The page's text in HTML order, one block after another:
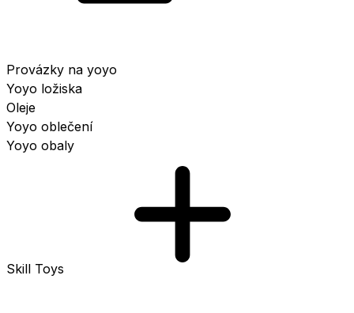
Provázky na yoyo
Yoyo ložiska
Oleje
Yoyo oblečení
Yoyo obaly
Skill Toys